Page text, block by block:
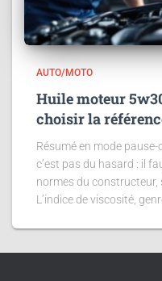
AUTO/MOTO
Huile moteur
choisir la
Résumé en mode pause-
c’est pas du hasard : il
normes du constructeur,
L’indice de viscosité,